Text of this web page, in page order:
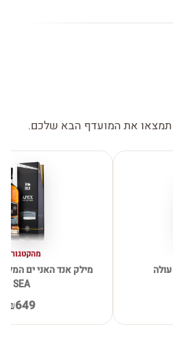
תמצאו את המועדף הבא שלכם.
מהקטגוריה
SEA
₪649